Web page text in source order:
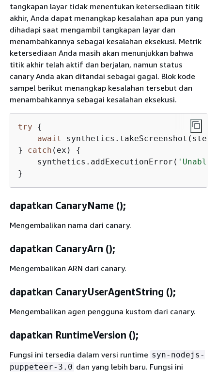
tangkapan layar tidak menentukan ketersediaan titik
akhir, Anda dapat menangkap kesalahan apa pun yang
dihadapi saat mengambil tangkapan layar dan
menambahkannya sebagai kesalahan eksekusi. Metrik
ketersediaan Anda masih akan menunjukkan bahwa
titik akhir telah aktif dan berjalan, namun status
canary Anda akan ditandai sebagai gagal. Blok kode
sampel berikut menangkap kesalahan tersebut dan
menambahkannya sebagai kesalahan eksekusi.
try
{
await
} catch (ex) {
    synthetics.addExecutionError(
}
dapatkan CanaryName ();
Mengembalikan nama dari canary.
dapatkan CanaryArn ();
Mengembalikan ARN dari canary.
dapatkan CanaryUserAgentString ();
Mengembalikan agen pengguna kustom dari canary.
dapatkan RuntimeVersion ();
Fungsi ini tersedia dalam versi runtime syn-nodejs-
puppeteer-3.0 dan yang lebih baru. Fungsi ini